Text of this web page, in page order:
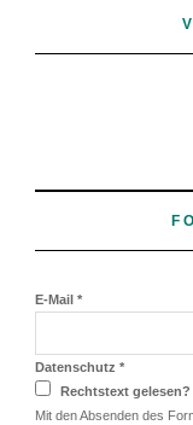
E-Mail *
Datenschutz *
Rechtstext
Mit den Absenden des